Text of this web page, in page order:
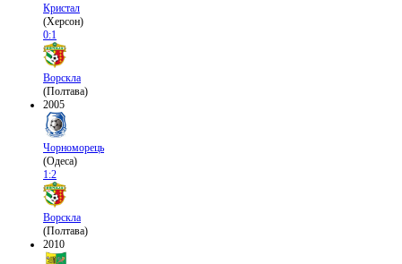
Кристал
(Херсон)
0:1
Ворскла
(Полтава)
2005
Чорноморець
(Одеса)
1:2
Ворскла
(Полтава)
2010